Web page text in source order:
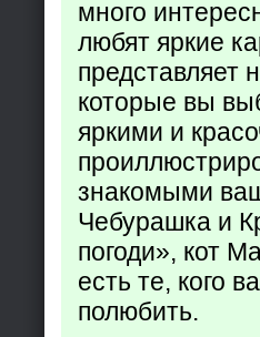
много
любят яркие
представляет
которые вы
яркими и
знакомыми
Чебурашка и
погоди», кот
есть те, кого
полюбить.